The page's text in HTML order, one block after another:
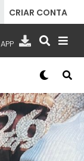
CRIAR CONTA
APP TV SBT